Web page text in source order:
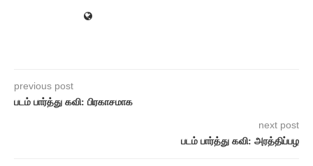
previous post
படம் பார்த்து கவி: பிரகாசமாக
next post
படம் பார்த்து கவி: அரத்திப்பழ